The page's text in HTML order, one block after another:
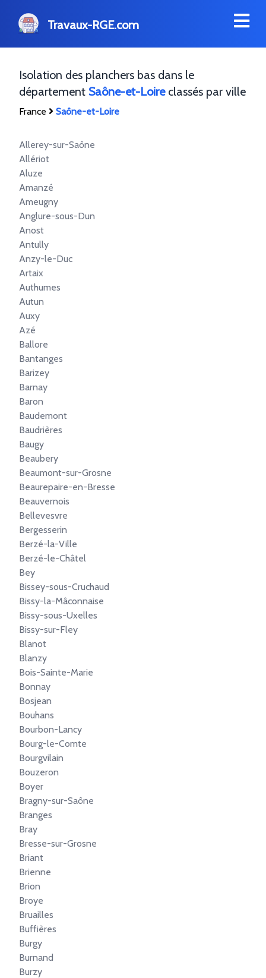
Travaux-RGE.com
Isolation des planchers bas dans le
département Saône-et-Loireclassés par ville
France Saône-et-Loire
Allerey-sur-Saône
Allériot
Aluze
Amanzé
Ameugny
Anglure-sous-Dun
Anost
Antully
Anzy-le-Duc
Artaix
Authumes
Autun
Auxy
Azé
Ballore
Bantanges
Barizey
Barnay
Baron
Baudemont
Baudrières
Baugy
Beaubery
Beaumont-sur-Grosne
Beaurepaire-en-Bresse
Beauvernois
Bellevesvre
Bergesserin
Berzé-la-Ville
Berzé-le-Châtel
Bey
Bissey-sous-Cruchaud
Bissy-la-Mâconnaise
Bissy-sous-Uxelles
Bissy-sur-Fley
Blanot
Blanzy
Bois-Sainte-Marie
Bonnay
Bosjean
Bouhans
Bourbon-Lancy
Bourg-le-Comte
Bourgvilain
Bouzeron
Boyer
Bragny-sur-Saône
Branges
Bray
Bresse-sur-Grosne
Briant
Brienne
Brion
Broye
Bruailles
Buffières
Burgy
Burnand
Burzy